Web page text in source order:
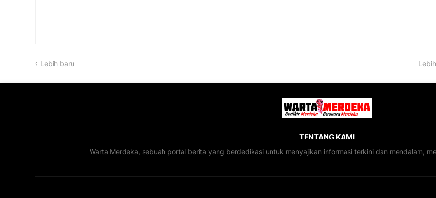
Lebih baru
TENTANG KAMI
Warta Merdeka, sebuah portal berita yang berdedikasi untuk menyajikan informasi terkini dan mendalam,